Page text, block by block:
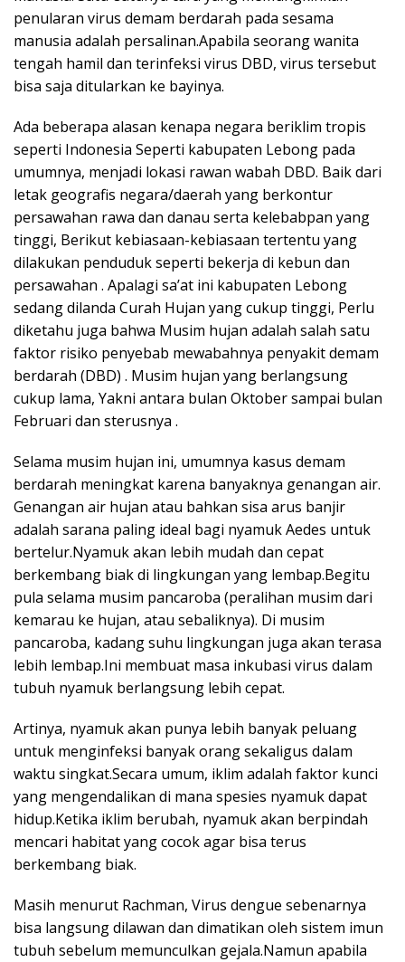
penularan virus demam berdarah pada sesama
manusia adalah persalinan.Apabila seorang wanita
tengah hamil dan terinfeksi virus DBD, virus tersebut
bisa saja ditularkan ke bayinya.
Ada beberapa alasan kenapa negara beriklim tropis
seperti Indonesia Seperti kabupaten Lebong pada
umumnya, menjadi lokasi rawan wabah DBD. Baik dari
letak geografis negara/daerah yang berkontur
persawahan rawa dan danau serta kelebabpan yang
tinggi, Berikut kebiasaan-kebiasaan tertentu yang
dilakukan penduduk seperti bekerja di kebun dan
persawahan . Apalagi sa’at ini kabupaten Lebong
sedang dilanda Curah Hujan yang cukup tinggi, Perlu
diketahu juga bahwa Musim hujan adalah salah satu
faktor risiko penyebab mewabahnya penyakit demam
berdarah (DBD) . Musim hujan yang berlangsung
cukup lama, Yakni antara bulan Oktober sampai bulan
Februari dan sterusnya .
Selama musim hujan ini, umumnya kasus demam
berdarah meningkat karena banyaknya genangan air.
Genangan air hujan atau bahkan sisa arus banjir
adalah sarana paling ideal bagi nyamuk Aedes untuk
bertelur.Nyamuk akan lebih mudah dan cepat
berkembang biak di lingkungan yang lembap.Begitu
pula selama musim pancaroba (peralihan musim dari
kemarau ke hujan, atau sebaliknya). Di musim
pancaroba, kadang suhu lingkungan juga akan terasa
lebih lembap.Ini membuat masa inkubasi virus dalam
tubuh nyamuk berlangsung lebih cepat.
Artinya, nyamuk akan punya lebih banyak peluang
untuk menginfeksi banyak orang sekaligus dalam
waktu singkat.Secara umum, iklim adalah faktor kunci
yang mengendalikan di mana spesies nyamuk dapat
hidup.Ketika iklim berubah, nyamuk akan berpindah
mencari habitat yang cocok agar bisa terus
berkembang biak.
Masih menurut Rachman, Virus dengue sebenarnya
bisa langsung dilawan dan dimatikan oleh sistem imun
tubuh sebelum memunculkan gejala.Namun apabila